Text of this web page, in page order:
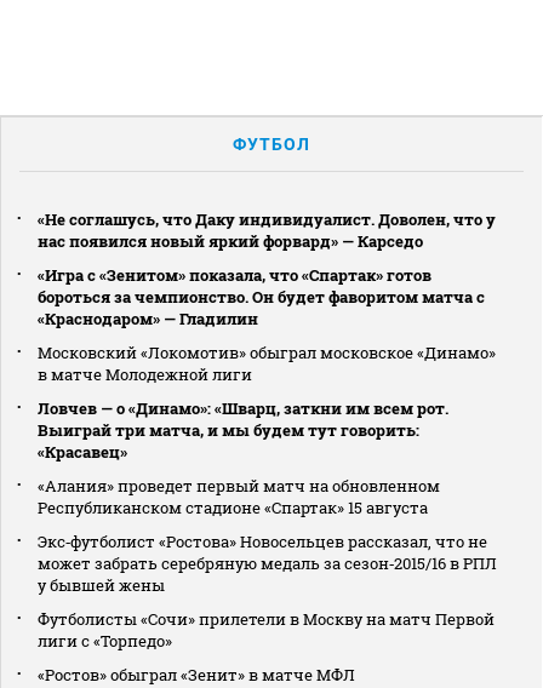
ФУТБОЛ
«Не соглашусь, что Даку индивидуалист. Доволен, что у
нас появился новый яркий форвард» — Карседо
«Игра с «Зенитом» показала, что «Спартак» готов
бороться за чемпионство. Он будет фаворитом матча с
«Краснодаром» — Гладилин
Московский «Локомотив» обыграл московское «Динамо»
в матче Молодежной лиги
Ловчев — о «Динамо»: «Шварц, заткни им всем рот.
Выиграй три матча, и мы будем тут говорить:
«Красавец»
«Алания» проведет первый матч на обновленном
Республиканском стадионе «Спартак» 15 августа
Экс‑футболист «Ростова» Новосельцев рассказал, что не
может забрать серебряную медаль за сезон‑2015/16 в РПЛ
у бывшей жены
Футболисты «Сочи» прилетели в Москву на матч Первой
лиги с «Торпедо»
«Ростов» обыграл «Зенит» в матче МФЛ